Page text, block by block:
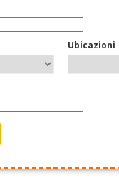
Ubicazioni